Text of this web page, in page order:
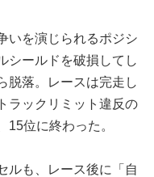
いを演じられるポジシ
シールドを破損してし
脱落。レースは完走し
ラックリミット違反の
位に終わった。
ルも、レース後に「自